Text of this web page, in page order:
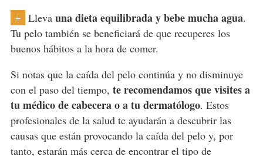
+ Lleva una dieta equilibrada y bebe mucha agua.
Tu pelo también se beneficiará de que recuperes los
buenos hábitos a la hora de comer.
Si notas que la caída del pelo continúa y no disminuye
con el paso del tiempo, te recomendamos que visites a
tu médico de cabecerao a tu dermatólogo. Estos
profesionales de la salud te ayudarán a descubrir las
causas que están provocando la caída del pelo y, por
tanto, estarán más cerca de encontrar el tipo de